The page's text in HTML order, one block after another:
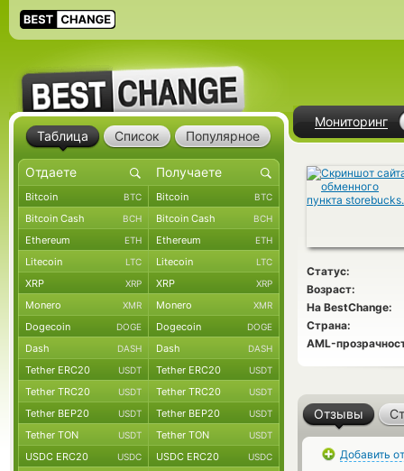
Мониторинг
Статус:
Возраст:
На BestChange:
Страна:
AML-
Отзывы
Добавить
Таблица Список Популярное
Bitcoin BTC Bitcoin BTC
Bitcoin Cash BCH Bitcoin Cash BCH
Ethereum ETH Ethereum ETH
Litecoin LTC Litecoin LTC
XRP XRP XRP XRP
Monero XMR Monero XMR
Dogecoin DOGE Dogecoin DOGE
Dash DASH Dash DASH
Tether ERC20 USDT Tether ERC20 USDT
Tether TRC20 USDT Tether TRC20 USDT
Tether BEP20 USDT Tether BEP20 USDT
Tether TON USDT Tether TON USDT
USDC ERC20 USDC USDC ERC20 USDC